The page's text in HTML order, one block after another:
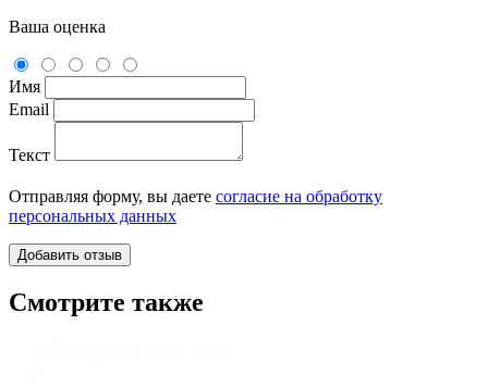
Ваша оценка
Имя
Email
Текст
Отправляя форму, вы даете согласие на обработку
персональных данных
Смотрите также